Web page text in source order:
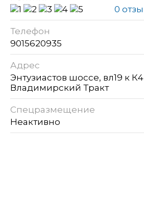
0
Телефон
9015620935
Адрес
Энтузиастов шоссе, вл19 к
Владимирский Тракт
Спецразмещение
Неактивно